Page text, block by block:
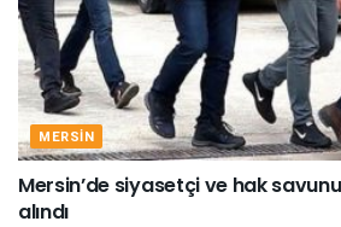
MERSIN
Mersin’de siyasetçi ve hak
alındı